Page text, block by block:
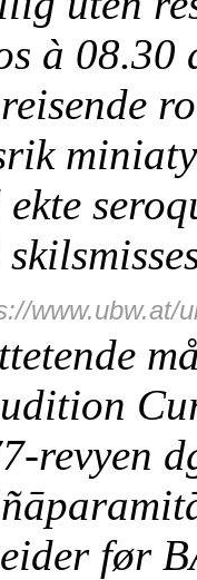
à 08.30
ekte
www.ubw.at/
revyen
før